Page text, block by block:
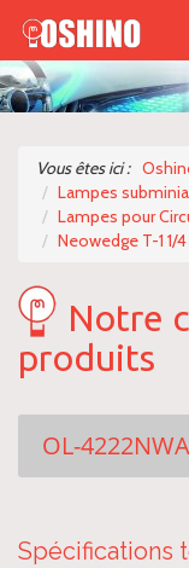
Vous êtes ici :
Lampes
Lampes pour
Neowedge T-1 1/4
Notre
produits
OL-
Spécifications